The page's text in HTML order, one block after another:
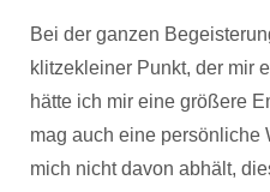
Bei der ganzen
klitzekleiner Punkt, der mir
hätte ich mir eine größere
mag auch eine persönliche
mich nicht davon abhält,